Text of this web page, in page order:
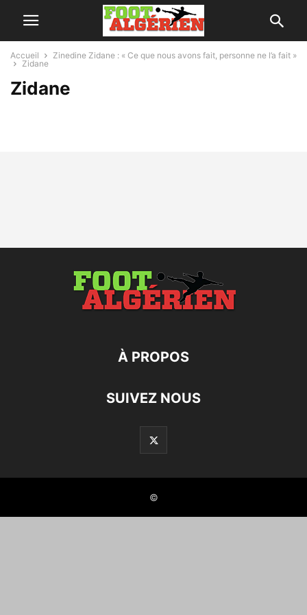
Accueil
Zinedine Zidane : « Ce que nous avons fait, personne ne l’a fait »
Zidane
Zidane
À PROPOS
SUIVEZ NOUS
©